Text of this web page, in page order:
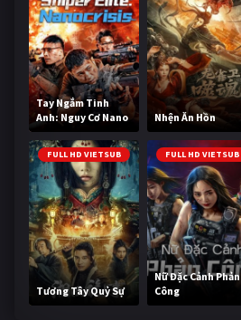
Tay Ngắm Tinh
Anh: Nguy Cơ Nano
Nhện Ăn Hồn
FULL HD VIETSUB
Tương Tây Quỷ Sự
FULL HD VIETSUB
Nữ Đặc Cảnh Phản
Công